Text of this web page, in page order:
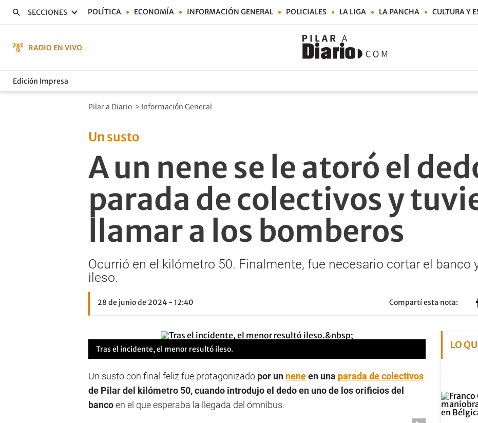
SECCIONES POLÍTICA ECONOMÍA INFORMACIÓN GENERAL POLICIALES LA LIGA LA PANCHA CULTURA Y
RADIO EN VIVO
Edición Impresa
Pilar a Diario > Información General
Un susto
A un nene se le atoró el
parada de colectivos y
llamar a los bomberos
Ocurrió en el kilómetro 50. Finalmente, fue necesario cortar el banco
ileso.
28 de junio de 2024 - 12:40 Compartí esta nota:
Tras el incidente, el menor resultó ileso.
Un susto con final feliz fue protagonizado por un neneen una parada de colectivos
de Pilar del kilómetro 50, cuando introdujo el dedo en uno de los orificios del
bancoen el que esperaba la llegada del ómnibus.
LO